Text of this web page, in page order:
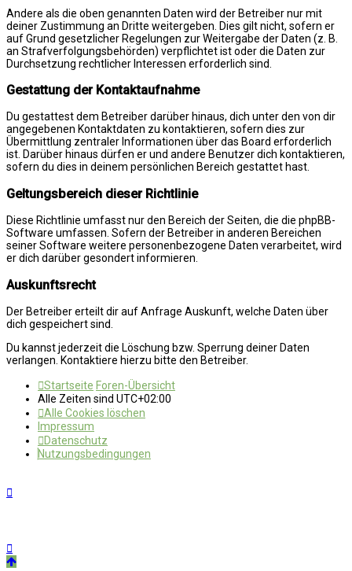
Andere als die oben genannten Daten wird der Betreiber nur mit
deiner Zustimmung an Dritte weitergeben. Dies gilt nicht, sofern er
auf Grund gesetzlicher Regelungen zur Weitergabe der Daten (z. B.
an Strafverfolgungsbehörden) verpflichtet ist oder die Daten zur
Durchsetzung rechtlicher Interessen erforderlich sind.
Gestattung der Kontaktaufnahme
Du gestattest dem Betreiber darüber hinaus, dich unter den von dir
angegebenen Kontaktdaten zu kontaktieren, sofern dies zur
Übermittlung zentraler Informationen über das Board erforderlich
ist. Darüber hinaus dürfen er und andere Benutzer dich kontaktieren,
sofern du dies in deinem persönlichen Bereich gestattet hast.
Geltungsbereich dieser Richtlinie
Diese Richtlinie umfasst nur den Bereich der Seiten, die die phpBB-
Software umfassen. Sofern der Betreiber in anderen Bereichen
seiner Software weitere personenbezogene Daten verarbeitet, wird
er dich darüber gesondert informieren.
Auskunftsrecht
Der Betreiber erteilt dir auf Anfrage Auskunft, welche Daten über
dich gespeichert sind.
Du kannst jederzeit die Löschung bzw. Sperrung deiner Daten
verlangen. Kontaktiere hierzu bitte den Betreiber.
Startseite Foren-Übersicht
Alle Zeiten sind UTC+02:00
Alle Cookies löschen
Impressum
Datenschutz
Nutzungsbedingungen